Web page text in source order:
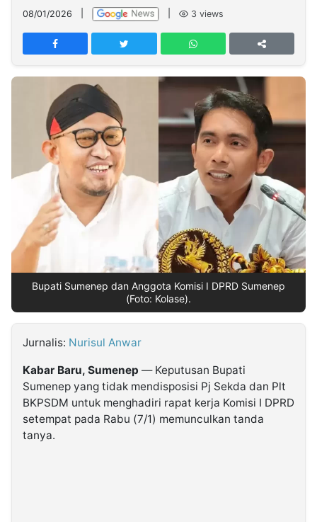
Network
PT
TREETAN
INDONESIA
Partner
Insight
NTB
Time
IDN
Jogja
Rakyat
Idealita
News
Notice
Dinamikapost.com
Baru
Seedbacklink
Kabarbaru
Kabarbaru.co
2026
08/01/2026 3 views
Bupati Sumenep dan Anggota Komisi I DPRD Sumenep
(Foto: Kolase).
Jurnalis: Nurisul Anwar
Kabar Baru, Sumenep — Keputusan Bupati
Sumenep yang tidak mendisposisi Pj Sekda dan Plt
BKPSDM untuk menghadiri rapat kerja Komisi I DPRD
setempat pada Rabu (7/1) memunculkan tanda
tanya.